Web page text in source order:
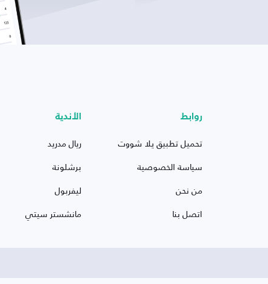
روابط
تحميل تطبيق يلا شووت
سياسة الخصوصية
من نحن
اتصل بنا
الأندية
ريال مدريد
برشلونة
ليفربول
مانشستر سيتي